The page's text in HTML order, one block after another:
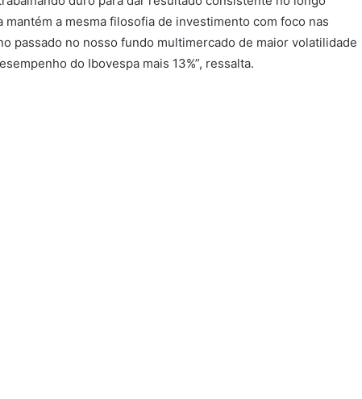
mantém a mesma filosofia de investimento com foco nas
passado no nosso fundo multimercado de maior volatilidade
do Ibovespa mais 13%”, ressalta.